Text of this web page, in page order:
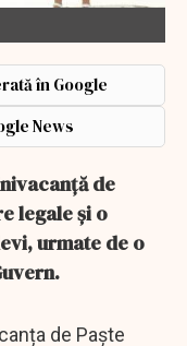
în Google
News
de
legale și o
urmate de o
de Paște